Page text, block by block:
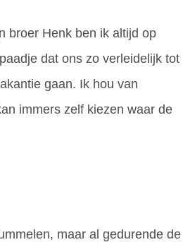
broer Henk ben ik altijd op
dat ons zo verleidelijk tot
gaan. Ik hou van
immers zelf kiezen waar de
maar al gedurende de